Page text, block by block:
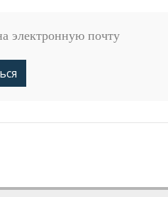
электронную почту